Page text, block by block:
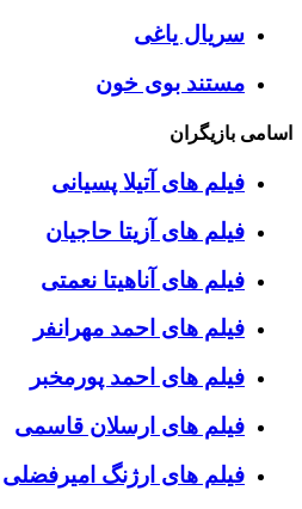
سریال یاغی
مستند بوی خون
اسامی بازیگران
فیلم های آتیلا پسیانی
فیلم های آزیتا حاجیان
فیلم های آناهیتا نعمتی
فیلم های احمد مهرانفر
فیلم های احمد پورمخبر
فیلم های ارسلان قاسمی
فیلم های ارژنگ امیرفضلی